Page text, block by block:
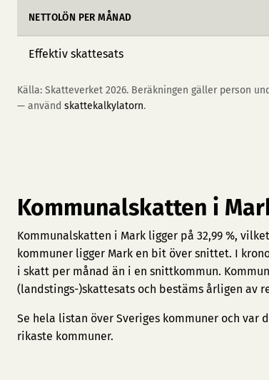
NETTOLÖN PER MÅNAD
Effektiv skattesats
Källa: Skatteverket 2026. Beräkningen gäller person
— använd skattekalkylatorn.
Kommunalskatten i
Kommunalskatten i Mark ligger på 32,99 %,
kommuner ligger Mark en bit över snittet. I
i skatt per månad än i en snittkommun.
(landstings-)skattesats och bestäms årligen av
Se hela listan över Sveriges kommuner och var
rikaste kommuner.